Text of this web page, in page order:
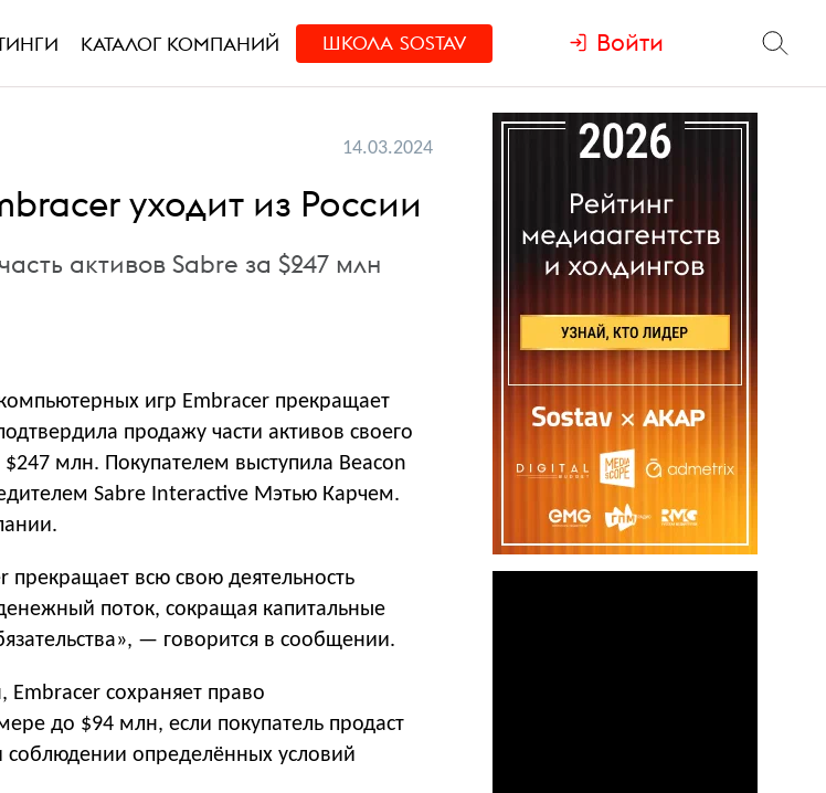
КАТАЛОГ КОМПАНИЙ ШКОЛА SOSTAV Войти
14.03.2024
уходит из России
активов Sabre за $247 млн
игр Embracer прекращает
продажу части активов своего
млн. Покупателем выступила Beacon
Sabre Interactive Мэтью Карчем.
прекращает всю свою деятельность
поток, сокращая капитальные
— говорится в сообщении.
Embracer сохраняет право
до $94 млн, если покупатель продаст
определённых условий